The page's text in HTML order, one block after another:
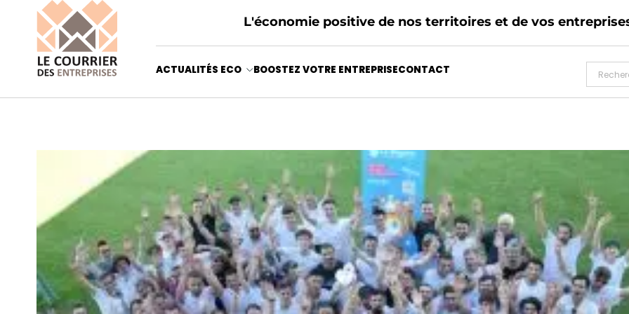
L'économie positive de nos territoires et de vos
ACTUALITÉS ECO BOOSTEZ VOTRE ENTREPRISECONTACT